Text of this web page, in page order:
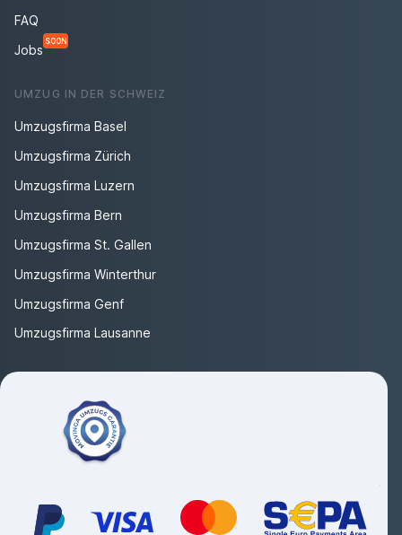
FAQ
Jobs
SOON
UMZUG IN DER SCHWEIZ
Umzugsfirma Basel
Umzugsfirma Zürich
Umzugsfirma Luzern
Umzugsfirma Bern
Umzugsfirma St. Gallen
Umzugsfirma Winterthur
Umzugsfirma Genf
Umzugsfirma Lausanne